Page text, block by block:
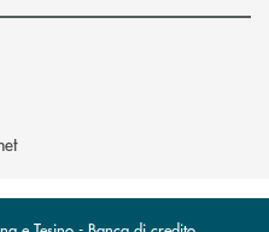
(si apre l’app di posta